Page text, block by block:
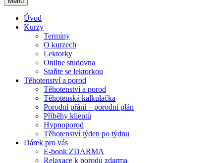
Úvod
Kurzy
Termíny
O kurzech
Lektorky
Online studovna
Staňte se lektorkou
Těhotenství a porod
Těhotenství a porod
Těhotenská kalkulačka
Porodní přání – porodní plán
Příběhy klientů
Hypnoporod
Těhotenství týden po týdnu
Dárek pro vás
E-book ZDARMA
Relaxace k porodu zdarma